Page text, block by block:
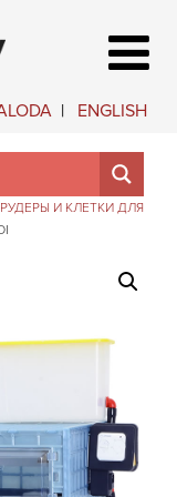
ENGLISH
И КЛЕТКИ ДЛЯ